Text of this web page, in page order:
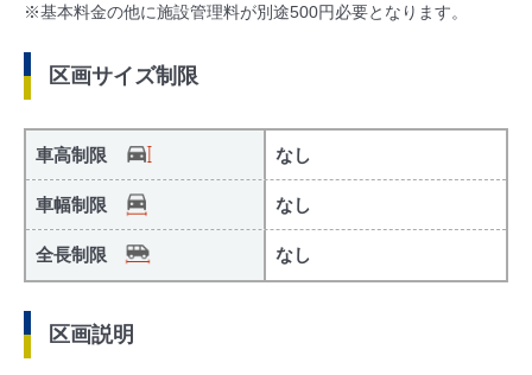
※基本料金の他に施設管理料が別途500円必要となります。
区画サイズ制限
車高制限 なし
車幅制限 なし
全長制限 なし
区画説明